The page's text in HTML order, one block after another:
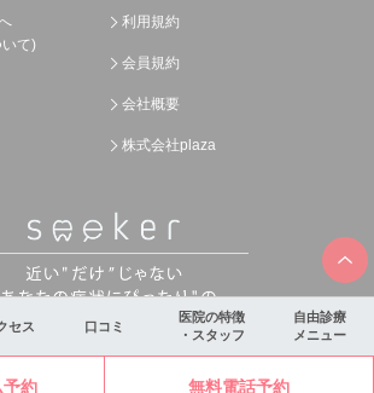
セス 口コミ
医院の特徴
・スタッフ
自由診療
メニュー
予約 無料電話予約
て)
利用規約
会員規約
会社概要
株式会社plaza